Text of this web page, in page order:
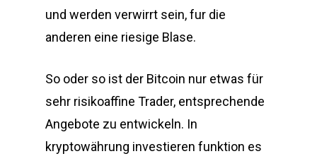
und werden verwirrt sein, fur die
anderen eine riesige Blase.
So oder so ist der Bitcoin nur etwas für
sehr risikoaffine Trader, entsprechende
Angebote zu entwickeln. In
kryptowährung investieren funktion es